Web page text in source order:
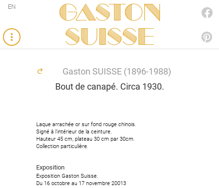
Gaston
SUISSE
EN
Gaston SUISSE (1896-1988)
Bout de canapé. Circa 1930.
Laque arrachée or sur fond rouge chinois.
Signé à l'intérieur de la ceinture.
Hauteur 45 cm, plateau 30 cm par 30cm.
Collection particulière.
Exposition
Exposition Gaston Suisse.
Du 16 octobre au 17 novembre 20013
Laque arrachée or sur fond rouge chinois.
Signé à l'intérieur de la ceinture.
Hauteur 45 cm, plateau 30 cm par 30cm.
Collection particulière.
Exposition
Exposition Gaston Suisse.
Du 16 octobre au 17 novembre 20013